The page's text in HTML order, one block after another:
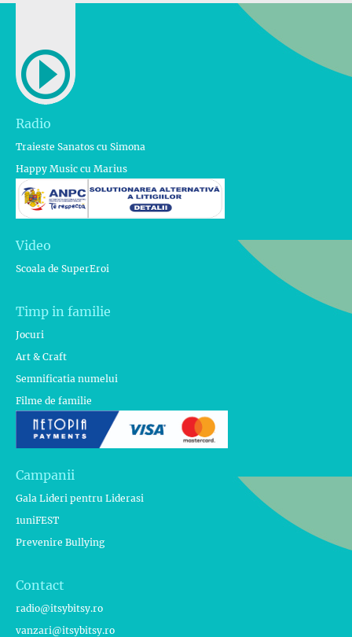
Radio
Traieste Sanatos cu Simona
Happy Music cu Marius
Video
Scoala de SuperEroi
Timp in familie
Jocuri
Art & Craft
Semnificatia numelui
Filme de familie
Campanii
Gala Lideri pentru Liderasi
1uniFEST
Prevenire Bullying
Contact
radio@itsybitsy.ro
vanzari@itsybitsy.ro